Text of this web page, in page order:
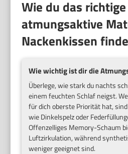
Wie du das richtige
atmungsaktive
Nackenkissen
Wie wichtig ist dir die
Überlege, wie stark du nachts
einem feuchten Schlaf neigst.
für dich oberste Priorität hat,
wie Dinkelspelz oder
Offenzelliges Memory-Schaum
Luftzirkulation, während
weniger geeignet sind.